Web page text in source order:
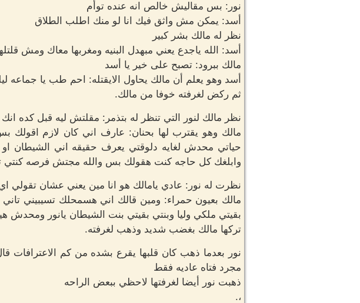
نور: بس مقاليش خالص انه عنده توأم
أسد: يمكن مش واثق فيك انا لو منك اطلب الطلاق
نظر له مالك بشر كبير
أسد: الله ياجدع يعني مبهدل البنيه ومغربها معاك ومش
مالك ببرود: تصبح على خير يا أسد
أسد وهو يعلم أن مالك يحاول الايقتله: احم طب يا جماعه
ثم ركض لغرفته خوفا من مالك.
نظر مالك لنور التي تنظر له بتذمر: مقلتش ليه قبل كده
مالك وهو يقترب لها بحنان: عارف اني كان لازم اقولك
حياتي محدش لغايه دلوقتي يعرف حقيقه اني الشيطان
وابلغك كل حاجه كنت هقولك بس والله مجتش فرصه كنتي
نظرت له نور: عادي يامالك هو انا مين يعني عشان تقولي
مالك بعيون حمراء: ومين قالك اني هسمحلك تسيبيني تاني
بقيتي ملكي وليا وبنتي بقيتي بنت الشيطان يانور ومحدش
تركها مالك بغضب شديد وذهب لغرفته.
نور بعدما ذهب كان قلبها يقرع بشده من كم الاعترافات
مجرد فتاه عاديه فقط
ذهبت نور أيضا لغرفتها لاحظي ببعض الراحه
،.